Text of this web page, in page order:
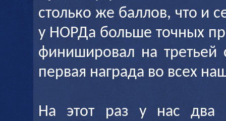
столько же баллов, что и
у НОРДа больше точных
финишировал на третьей
первая награда во всех
На этот раз у нас два